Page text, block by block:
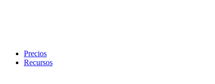
Precios
Recursos